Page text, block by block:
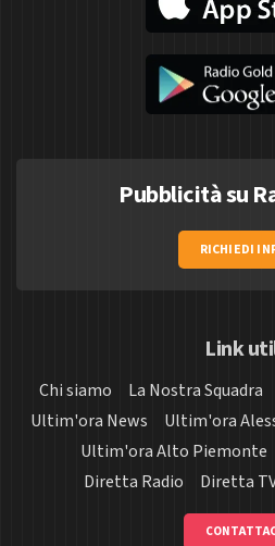
Pubblicità su
RICHIEDI
Link
Chi siamo La Nostra Squadra
Ultim'ora News
Ultim'ora
Ultim'ora Alto Piemonte
Diretta Radio
Diretta